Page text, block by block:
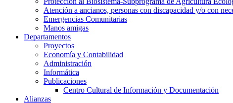
Atención a ancianos, personas con discapacidad y/o con
Emergencias Comunitarias
Manos amigas
Departamentos
Proyectos
Economía y Contabilidad
Administración
Informática
Publicaciones
Centro Cultural de Información y Documentación
Alianzas